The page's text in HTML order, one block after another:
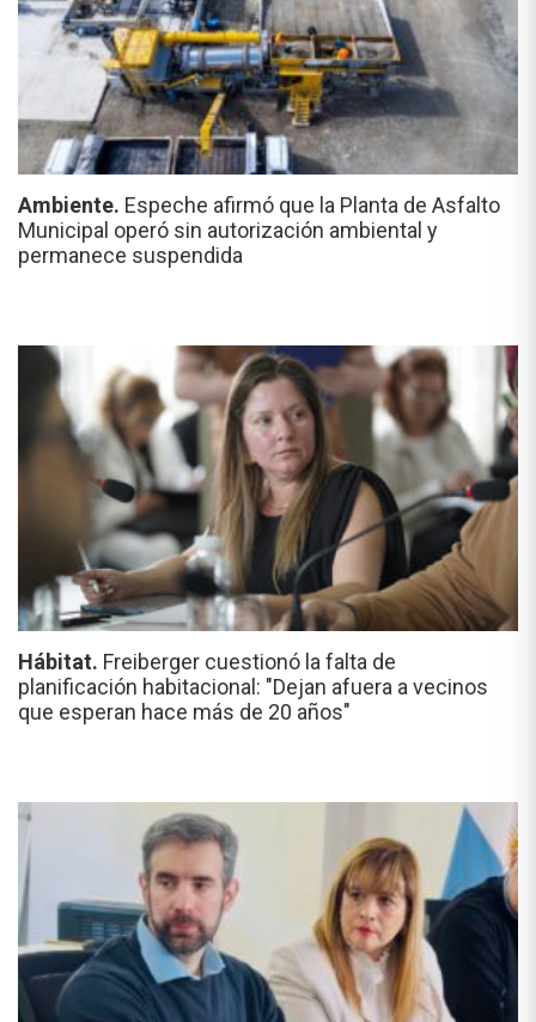
Ambiente. Espeche afirmó que la Planta de Asfalto
Municipal operó sin autorización ambiental y
permanece suspendida
Hábitat. Freiberger cuestionó la falta de
planificación habitacional: "Dejan afuera a vecinos
que esperan hace más de 20 años"